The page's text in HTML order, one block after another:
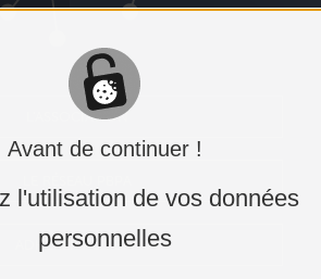
L'ASSOCIATION
ADHÉRER AU PBPA
Avant de continuer !
l'utilisation de vos données
personnelles